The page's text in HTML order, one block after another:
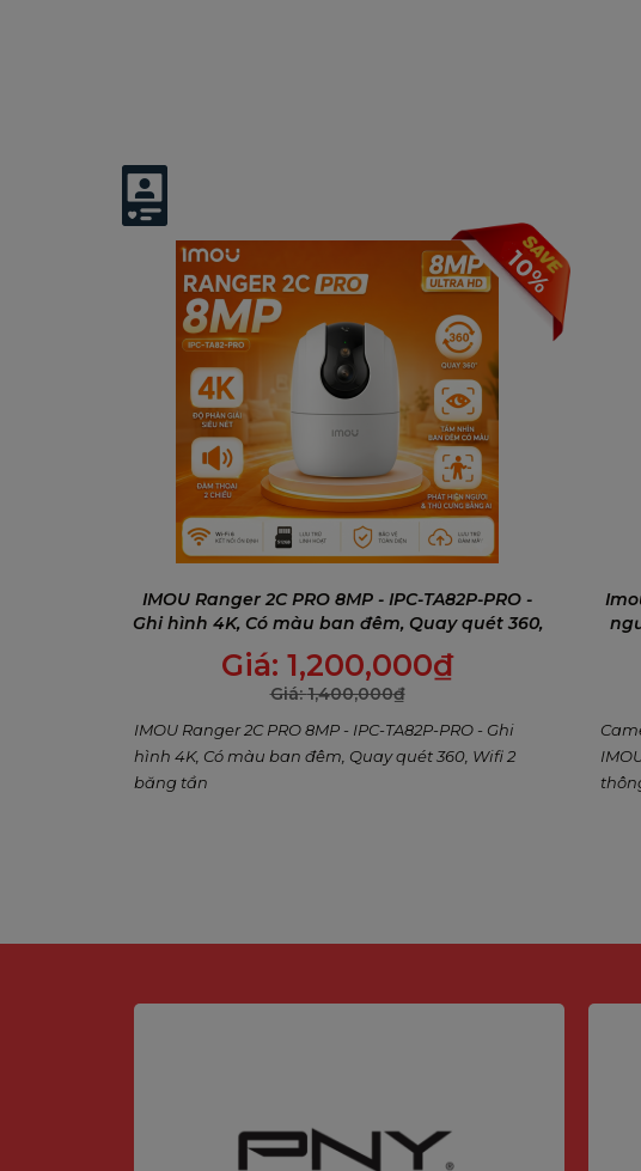
Camera với độ phân giải 3MP mang đến hình
10%
IMOU Ranger 2C PRO 8MP - IPC-TA82P-PRO -
Ghi hình 4K, Có màu ban đêm, Quay quét 360,
Giá: 1,200,000₫
Giá:1,400,000₫
IMOU Ranger 2C PRO 8MP - IPC-TA82P-PRO - Ghi
hình 4K, Có màu ban đêm, Quay quét 360, Wifi 2
băng tần